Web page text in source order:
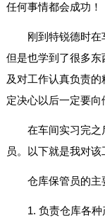
任何事情都会成功！
刚到特锐德时
但是也学到了很多
及对工作认真负责
定决心以后一定要向
在车间实习完之
员。以下就是我对该
仓库保管员的主
1. 负责仓库各